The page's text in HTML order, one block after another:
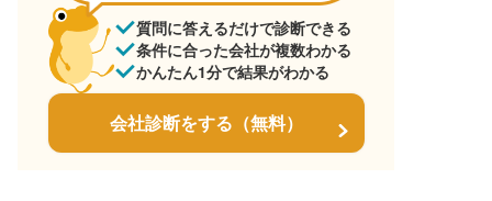
質問に答えるだけで診断できる
条件に合った会社が複数わかる
かんたん1分で結果がわかる
会社診断をする（無料）